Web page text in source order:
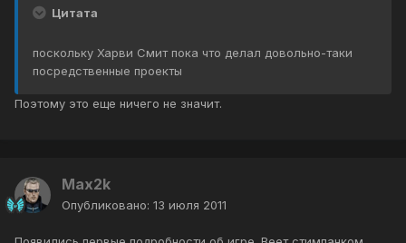
Цитата
поскольку Харви Смит пока что делал довольно-таки
посредственные проекты
Поэтому это еще ничего не значит.
Max2k
Опубликовано: 13 июля 2011